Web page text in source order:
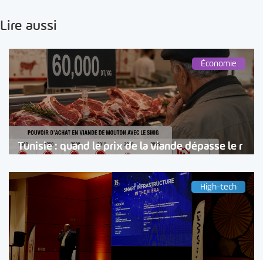
Lire aussi
Économie
Tunisie : quand le prix de la viande dépasse le r
High-tech